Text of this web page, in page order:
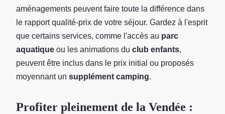
aménagements peuvent faire toute la différence dans
le rapport qualité-prix de votre séjour. Gardez à l'esprit
que certains services, comme l'accès au parc
aquatique ou les animations du club enfants,
peuvent être inclus dans le prix initial ou proposés
moyennant un supplément camping.
Profiter pleinement de la Vendée :